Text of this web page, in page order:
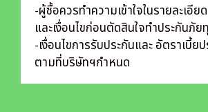
-ผู้ซื้อควรทำความเข้าใจในรายละเอี
และเงื่อนไขก่อนตัดสินใจทำประกันภัย
-เงื่อนไขการรับประกันและ อัตราเบี้ยป
ตามที่บริษัทฯกำหนด